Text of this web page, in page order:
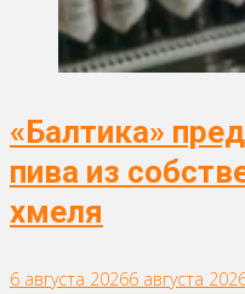
«Балтика»
пива из
хмеля
6 августа 20266 августа